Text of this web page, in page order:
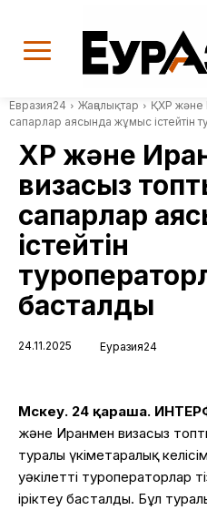
Евразия24 Жаңалықтар
ҚХР және
сапарлар аясында жұмыс істейтін
ҚХР және
визасыз
сапарлар
істейтін
басталды
24.11.2025 Еуразия24
Мәскеу. 24 қараша.
және Иранмен визасыз
туралы үкіметаралық
уәкілетті туроператорлар
іріктеу басталды. Бұл